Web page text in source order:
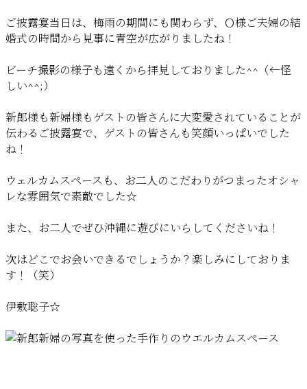
ご披露宴当日は、梅雨の期間にも関わらず、Ｏ様ご夫婦の結
婚式の時間から見事に青空が広がりましたね！
ビーチ撮影の様子も遠くから拝見しておりました^^（←怪
しい^^;）
新郎様も新婦様もゲストの皆さんに大変愛されていることが
伝わるご披露宴で、ゲストの皆さんも笑顔いっぱいでした
ね！
ウェルカムスペースも、お二人のこだわりがつまったオシャ
レな雰囲気で素敵でした☆
また、お二人でぜひ沖縄に遊びにいらしてくださいね！
次はどこでお会いできるでしょうか？楽しみにしておりま
す！（笑）
伊敷聡子☆